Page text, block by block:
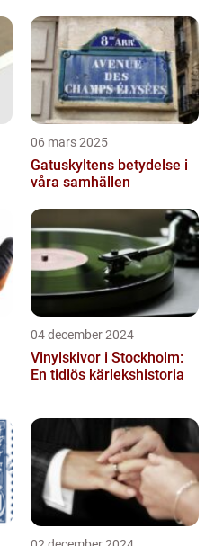
06 mars 2025
Gatuskyltens betydelse i
våra samhällen
04 december 2024
Vinylskivor i Stockholm:
En tidlös kärlekshistoria